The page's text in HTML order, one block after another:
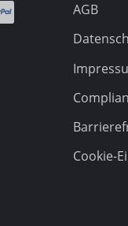
AGB
Cookie-